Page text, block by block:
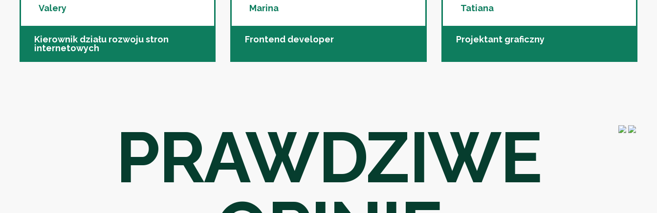
Valery
Kierownik działu rozwoju stron
internetowych
Marina
Frontend developer
Tatiana
Projektant graficzny
PRAWDZIWE